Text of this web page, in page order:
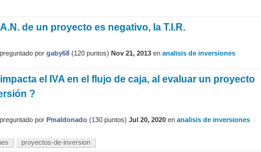
de un proyecto es negativo, la T.I.R.
preguntado por gaby68 (120 puntos) Nov 21, 2013 en analisis de inversiones
el IVA en el flujo de caja, al evaluar un proyecto
?
preguntado por Pmaldonado (130 puntos) Jul 20, 2020 en analisis de inversiones
proyectos-de-inversion